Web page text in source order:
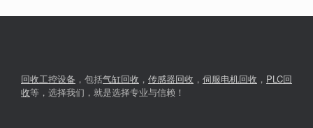
回收工控设备 ，包括气缸回收 ， 传感器回收 ， 伺服电机回收 ， PLC回
收等，选择我们，就是选择专业与信赖！